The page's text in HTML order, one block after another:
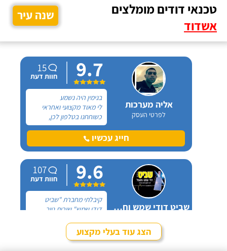
טכנאי דודים מומלצים
אשדוד
שנה עיר
אליה מערכות
לפרטי העסק
9.7
15
חוות דעת
בנימין היה נשמע
לי מאוד מקצועי ואחראי
כשוחחנו בטלפון לכן,
הזמנתי אותו להחלפת דוד
שמש וקולטים בבניין בו אני
גרה והוא אכן נתן שירות
עבודה נקייה ומסודרת.
חייג עכשיו
שביט דודי שמש וחשמל בע"מ
9.6
107
חוות דעת
קיבלתי מחברת "שביט
דודי שמש" שירות טוב,
אותם לא מזמן, כשהתפוצץ
לי הדוד שמש של הדירה.חייג עכשיו
הצג עוד בעלי מקצוע